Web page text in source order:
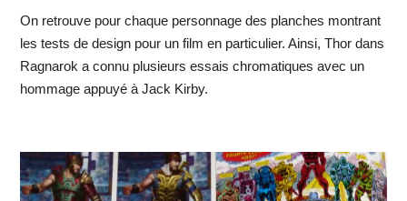
On retrouve pour chaque personnage des planches montrant
les tests de design pour un film en particulier. Ainsi, Thor dans
Ragnarok a connu plusieurs essais chromatiques avec un
hommage appuyé à Jack Kirby.